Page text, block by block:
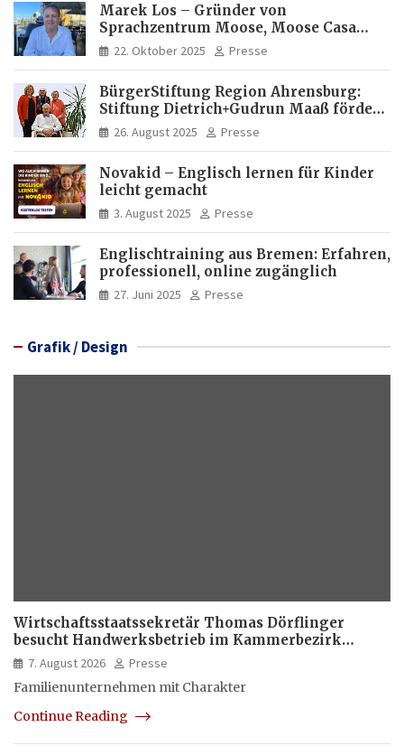
Marek Los – Gründer von
Sprachzentrum Moose, Moose Casa
Italia und Apartamento Brasil |
Internationaler Experte für Bildung
22. Oktober 2025 Presse
BürgerStiftung Region Ahrensburg:
Stiftung Dietrich+Gudrun Maaß fördert
Deutschkenntnisse von Frauen
26. August 2025 Presse
Novakid – Englisch lernen für Kinder
leicht gemacht
3. August 2025 Presse
Englischtraining aus Bremen: Erfahren,
professionell, online zugänglich
27. Juni 2025 Presse
Grafik / Design
Wirtschaftsstaatssekretär Thomas Dörflinger
besucht Handwerksbetrieb im Kammerbezirk
Freiburg
7. August 2026
Presse
Familienunternehmen mit Charakter
Continue Reading